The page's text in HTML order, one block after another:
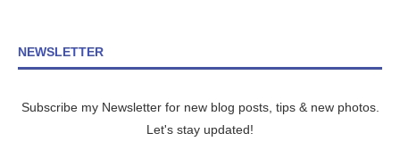
NEWSLETTER
Subscribe my Newsletter for new blog posts, tips & new photos.
Let's stay updated!